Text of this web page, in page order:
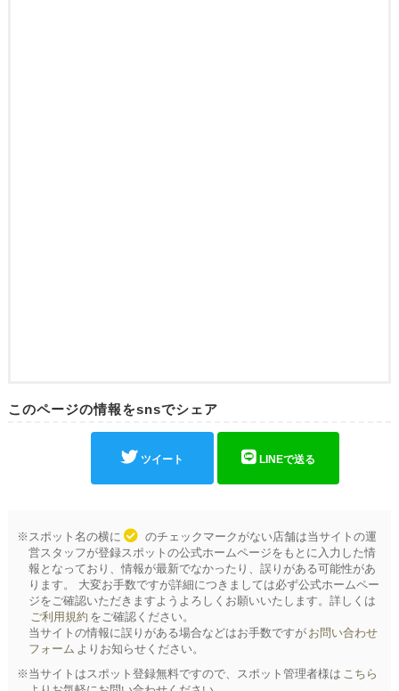
このページの情報をsnsでシェア
ツイート LINEで送る
※スポット名の横に
のチェックマークがない店舗は当サイトの運
営スタッフが登録スポットの公式ホームページをもとに入力した情
報となっており、情報が最新でなかったり、誤りがある可能性があ
ります。 大変お手数ですが詳細につきましては必ず公式ホームペー
ジをご確認いただきますようよろしくお願いいたします。詳しくは
ご利用規約 をご確認ください。
当サイトの情報に誤りがある場合などはお手数ですが お問い合わせ
フォーム よりお知らせください。
※当サイトはスポット登録無料ですので、スポット管理者様は こちら